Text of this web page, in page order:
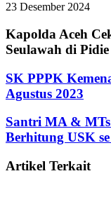
23 Desember 2024
Kapolda Aceh
Seulawah di Pidie
SK PPPK
Agustus 2023
Santri MA &
Berhitung USK
Artikel Terkait